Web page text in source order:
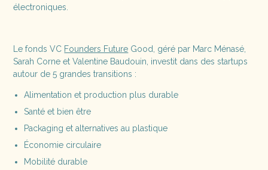
électroniques.
Le fonds VC Founders Future Good, géré par Marc Ménasé,
Sarah Corne et Valentine Baudouin, investit dans des startups
autour de 5 grandes transitions :
Alimentation et production plus durable
Santé et bien être
Packaging et alternatives au plastique
Économie circulaire
Mobilité durable